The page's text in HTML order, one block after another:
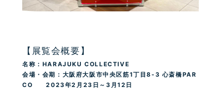
【展覧会概要】
名称：HARAJUKU COLLECTIVE
会場・会期：大阪府大阪市中央区筋1丁目8-3 心斎橋PAR
CO2023年2月23日～3月12日